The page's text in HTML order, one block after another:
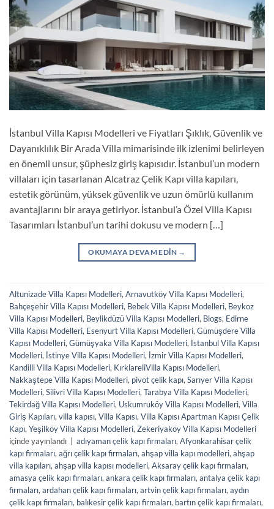
İstanbul Villa Kapısı Modelleri ve Fiyatları Şıklık, Güvenlik ve
Dayanıklılık Bir Arada Villa mimarisinde ilk izlenimi belirleyen
en önemli unsur, şüphesiz giriş kapısıdır. İstanbul’un modern
villaları için tasarlanan Alcatraz Çelik Kapı villa kapıları,
estetik görünüm, yüksek güvenlik ve uzun ömürlü kullanım
avantajlarını bir araya getiriyor. İstanbul’a Özel Villa Kapısı
Tasarımları İstanbul’un tarihi dokusu ve modern […]
OKUMAYA DEVAM EDIN →
Altunizade Villa Kapısı Modelleri,Arnavutköy Villa Kapısı Modelleri,
Bahçeşehir Villa Kapısı Modelleri, Bebek Villa Kapısı Modelleri, Beykoz
Villa Kapısı Modelleri, Beylikdüzü Villa Kapısı Modelleri, Blogs, Edirne
Villa Kapısı Modelleri, Esenyurt Villa Kapısı Modelleri,Gümüşdere Villa
Kapısı Modelleri,Gümüşyaka Villa Kapısı Modelleri, İstanbul Villa Kapısı
Modelleri, İstinye Villa Kapısı Modelleri, İzmir Villa Kapısı Modelleri,
Kandilli Villa Kapısı Modelleri, KırklareliVilla Kapısı Modelleri,
Nakkaştepe Villa Kapısı Modelleri, pivot çelik kapı,Sarıyer Villa Kapısı
Modelleri,Silivri Villa Kapısı Modelleri,Tarabya Villa Kapısı Modelleri,
Tekirdağ Villa Kapısı Modelleri, Uskumruköy Villa Kapısı Modelleri,Villa
Giriş Kapıları,villa kapısı,Villa Kapısı,Villa Kapısı Apartman Kapısı Çelik
Kapı,Yeşilköy Villa Kapısı Modelleri,Zekeriyaköy Villa Kapısı Modelleri
içinde yayınlandı
adıyaman çelik kapı firmaları,Afyonkarahisar çelik
kapı firmaları,ağrı çelik kapı firmaları,ahşap villa kapı modelleri,ahşap
villa kapıları,ahşap villa kapısı modelleri,Aksaray çelik kapı firmaları,
amasya çelik kapı firmaları,ankara çelik kapı firmaları,antalya çelik kapı
firmaları,ardahan çelik kapı firmaları,artvin çelik kapı firmaları,aydın
çelik kapı firmaları, balıkesir çelik kapı firmaları, bartın çelik kapı firmaları,